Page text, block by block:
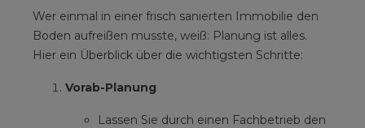
Wer einmal in einer frisch sanierten Immobilie den
Boden aufreißen musste, weiß: Planung ist alles.
Hier ein Überblick über die wichtigsten Schritte:
Vorab-Planung
Lassen Sie durch einen Fachbetrieb den